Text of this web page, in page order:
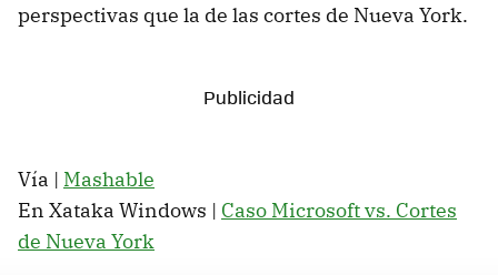
perspectivas que la de las cortes de Nueva York.
Vía | Mashable
En Xataka Windows | Caso Microsoft vs. Cortes
de Nueva York